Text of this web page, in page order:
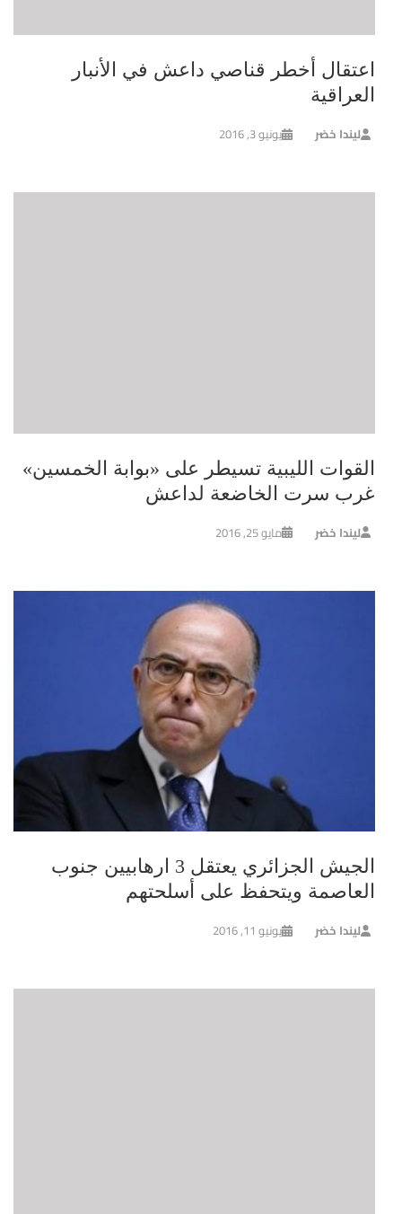
اعتقال أخطر قناصي داعش في الأنبار
العراقية
ليندا خضر يونيو 3, 2016
القوات الليبية تسيطر على «بوابة الخمسين»
غرب سرت الخاضعة لداعش
ليندا خضر مايو 25, 2016
الجيش الجزائري يعتقل 3 ارهابيين جنوب
العاصمة ويتحفظ على أسلحتهم
ليندا خضر يونيو 11, 2016